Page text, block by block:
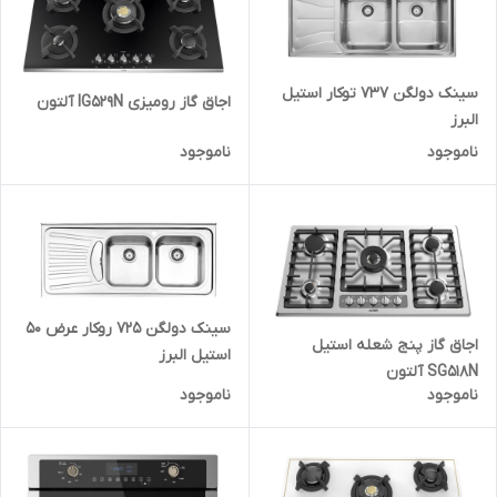
سینک دولگن 737 توکار استیل
البرز
ناموجود
اجاق گاز رومیزی IG529N آلتون
ناموجود
اجاق گاز پنج شعله استیل
SG518N آلتون
ناموجود
سینک دولگن 725 روکار عرض 50
استیل البرز
ناموجود